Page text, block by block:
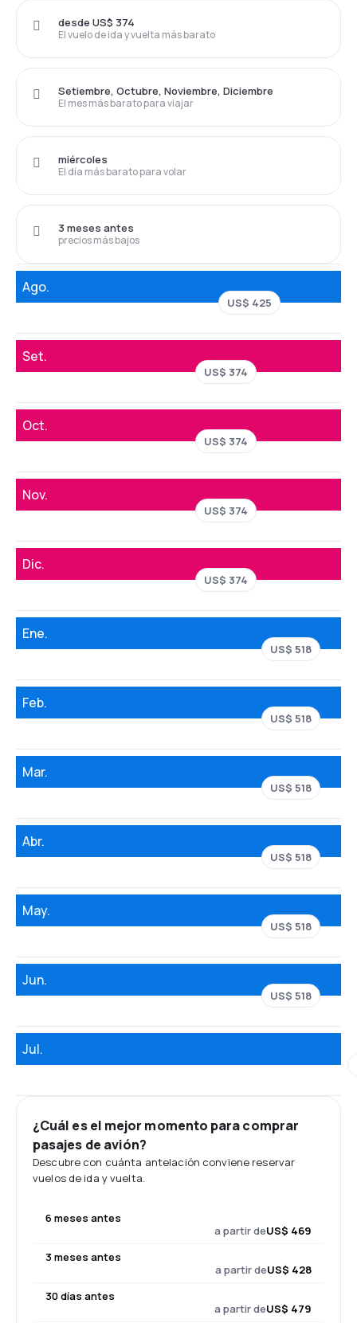
El vuelo de ida y vuelta más barato
desde US$ 374
El mes más barato para viajar
Setiembre, Octubre, Noviembre, Diciembre
El día más barato para volar
miércoles
precios más bajos
3 meses antes
Ago.
US$ 425
Set.
US$ 374
Oct.
US$ 374
Nov.
US$ 374
Dic.
US$ 374
Ene.
US$ 518
Feb.
US$ 518
Mar.
US$ 518
Abr.
US$ 518
May.
US$ 518
Jun.
US$ 518
Jul.
¿Cuál es el mejor momento para comprar
pasajes de avión?
Descubre con cuánta antelación conviene reservar
vuelos de ida y vuelta.
6 meses antes
a partir deUS$ 469
3 meses antes
a partir deUS$ 428
30 días antes
a partir deUS$ 479